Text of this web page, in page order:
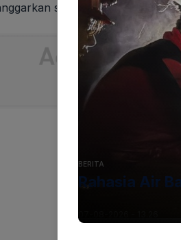
sekitar Rp187 miliar.
BERITA
Rahasia Air